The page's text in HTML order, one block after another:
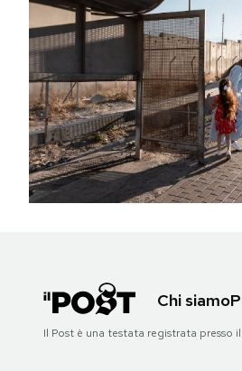
Chi siamo
Il Post è una testata registrata presso